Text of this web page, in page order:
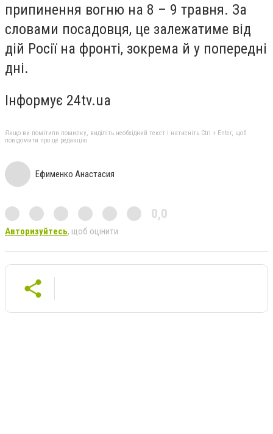
припинення вогню на 8 – 9 травня. За
словами посадовця, це залежатиме від
дій Росії на фронті, зокрема й у попередні
дні.
Інформує 24tv.ua
Якщо ви помітили помилку, виділіть необхідний текст і натисніть Ctrl + Enter, щоб
повідомити про це редакцію
Ефименко Анастасия
0,0
Авторизуйтесь, щоб оцінити